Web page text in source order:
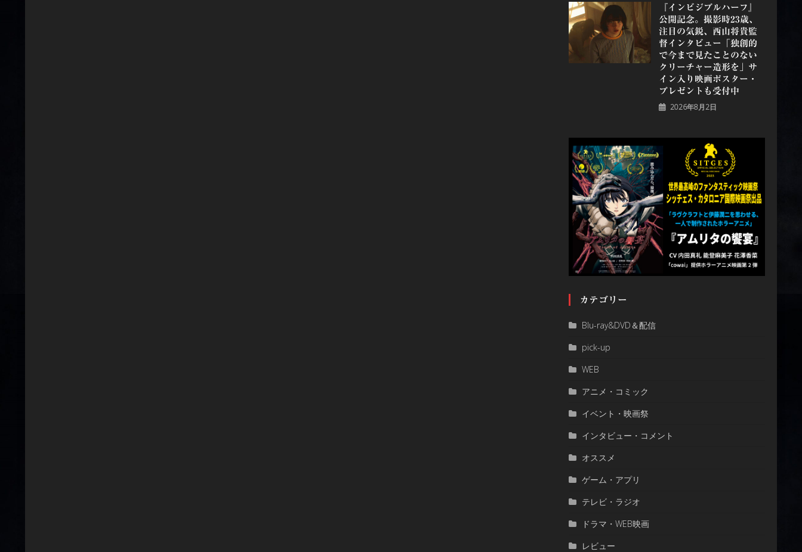
『インビジブルハーフ』
公開記念。撮影時23歳、
注目の気鋭、⻄⼭将貴監
督インタビュー「独創的
で今まで見たことのない
クリーチャー造形を」サ
イン入り映画ポスター・
プレゼントも受付中
2026年8月2日
カテゴリー
Blu-ray&DVD＆配信
pick-up
WEB
アニメ・コミック
イベント・映画祭
インタビュー・コメント
オススメ
ゲーム・アプリ
テレビ・ラジオ
ドラマ・WEB映画
レビュー